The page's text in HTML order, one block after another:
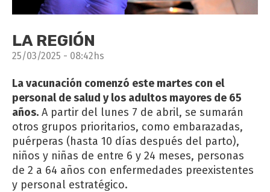
LA REGIÓN
25/03/2025 - 08:42hs
La vacunación comenzó este martes con el
personal de salud y los adultos mayores de 65
años. A partir del lunes 7 de abril, se sumarán
otros grupos prioritarios, como embarazadas,
puérperas (hasta 10 días después del parto),
niños y niñas de entre 6 y 24 meses, personas
de 2 a 64 años con enfermedades preexistentes
y personal estratégico.